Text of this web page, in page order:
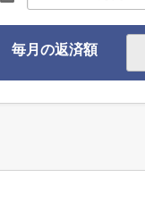
毎月の返済額